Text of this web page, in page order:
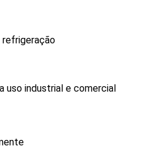
uso industrial e comercial